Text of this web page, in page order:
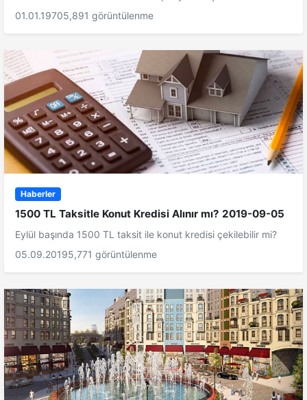
01.01.19705,891 görüntülenme
Haberler
1500 TL Taksitle Konut Kredisi Alınır mı? 2019-09-05
Eylül başında 1500 TL taksit ile konut kredisi çekilebilir mi?
05.09.20195,771 görüntülenme